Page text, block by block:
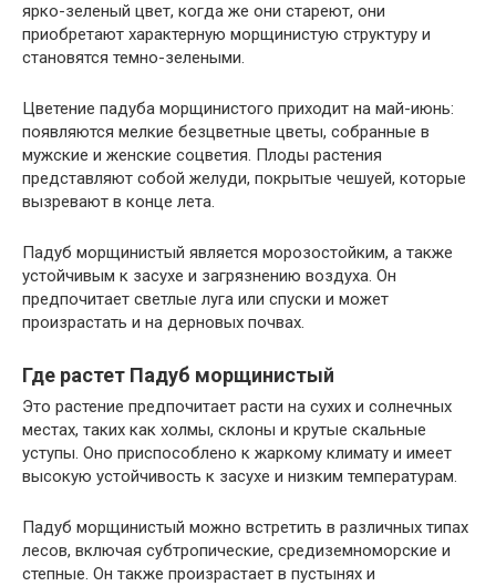
ярко-зеленый цвет, когда же они стареют, они
приобретают характерную морщинистую структуру и
становятся темно-зелеными.
Цветение падуба морщинистого приходит на май-июнь:
появляются мелкие безцветные цветы, собранные в
мужские и женские соцветия. Плоды растения
представляют собой желуди, покрытые чешуей, которые
вызревают в конце лета.
Падуб морщинистый является морозостойким, а также
устойчивым к засухе и загрязнению воздуха. Он
предпочитает светлые луга или спуски и может
произрастать и на дерновых почвах.
Где растет Падуб морщинистый
Это растение предпочитает расти на сухих и солнечных
местах, таких как холмы, склоны и крутые скальные
уступы. Оно приспособлено к жаркому климату и имеет
высокую устойчивость к засухе и низким температурам.
Падуб морщинистый можно встретить в различных типах
лесов, включая субтропические, средиземноморские и
степные. Он также произрастает в пустынях и